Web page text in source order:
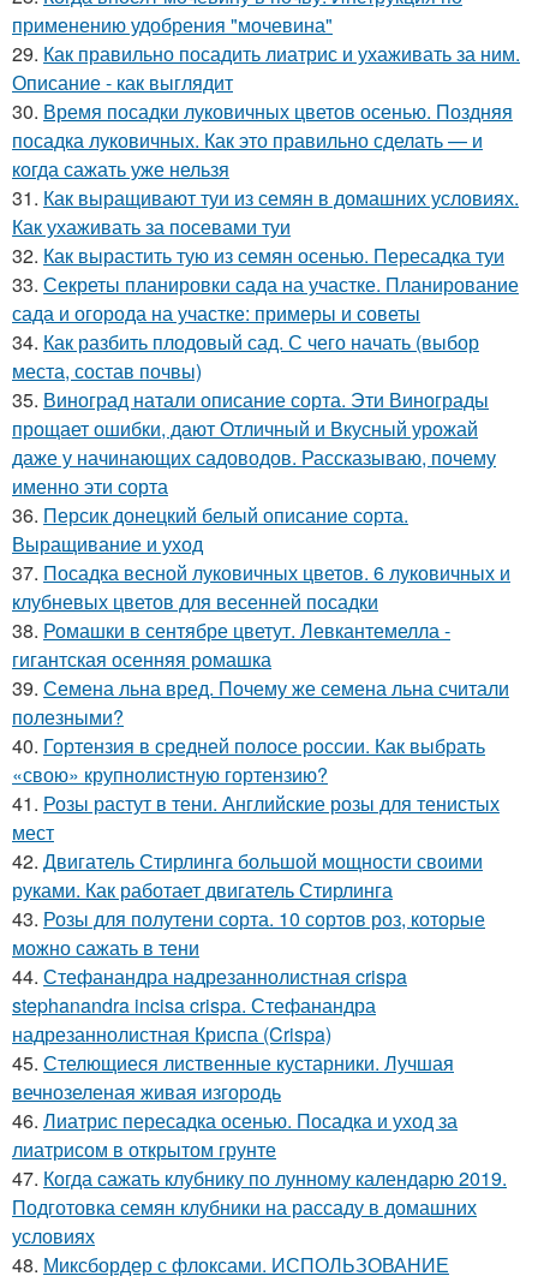
применению удобрения "мочевина"
29. Как правильно посадить лиатрис и ухаживать за ним.
Описание - как выглядит
30. Время посадки луковичных цветов осенью. Поздняя
посадка луковичных. Как это правильно сделать — и
когда сажать уже нельзя
31. Как выращивают туи из семян в домашних условиях.
Как ухаживать за посевами туи
32. Как вырастить тую из семян осенью. Пересадка туи
33. Секреты планировки сада на участке. Планирование
сада и огорода на участке: примеры и советы
34. Как разбить плодовый сад. С чего начать (выбор
места, состав почвы)
35. Виноград натали описание сорта. Эти Винограды
прощает ошибки, дают Отличный и Вкусный урожай
даже у начинающих садоводов. Рассказываю, почему
именно эти сорта
36. Персик донецкий белый описание сорта.
Выращивание и уход
37. Посадка весной луковичных цветов. 6 луковичных и
клубневых цветов для весенней посадки
38. Ромашки в сентябре цветут. Левкантемелла -
гигантская осенняя ромашка
39. Семена льна вред. Почему же семена льна считали
полезными?
40. Гортензия в средней полосе россии. Как выбрать
«свою» крупнолистную гортензию?
41. Розы растут в тени. Английские розы для тенистых
мест
42. Двигатель Стирлинга большой мощности своими
руками. Как работает двигатель Стирлинга
43. Розы для полутени сорта. 10 сортов роз, которые
можно сажать в тени
44. Стефанандра надрезаннолистная crispa
stephanandra incisa crispa. Стефанандра
надрезаннолистная Криспа (Crispa)
45. Стелющиеся лиственные кустарники. Лучшая
вечнозеленая живая изгородь
46. Лиатрис пересадка осенью. Посадка и уход за
лиатрисом в открытом грунте
47. Когда сажать клубнику по лунному календарю 2019.
Подготовка семян клубники на рассаду в домашних
условиях
48. Миксбордер с флоксами. ИСПОЛЬЗОВАНИЕ